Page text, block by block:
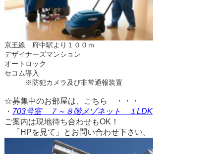
京王線 府中駅より１００ｍ
デザイナーズマンション
オートロック
セコム導入
※防犯カメラ及び非常通報装置
☆募集中のお部屋は、こちら ・・・
・ 703号室 ７～８階メゾネット １LDK
ご案内は現地待ち合わせもOK！
「HPを見て」とお問い合わせ下さい。